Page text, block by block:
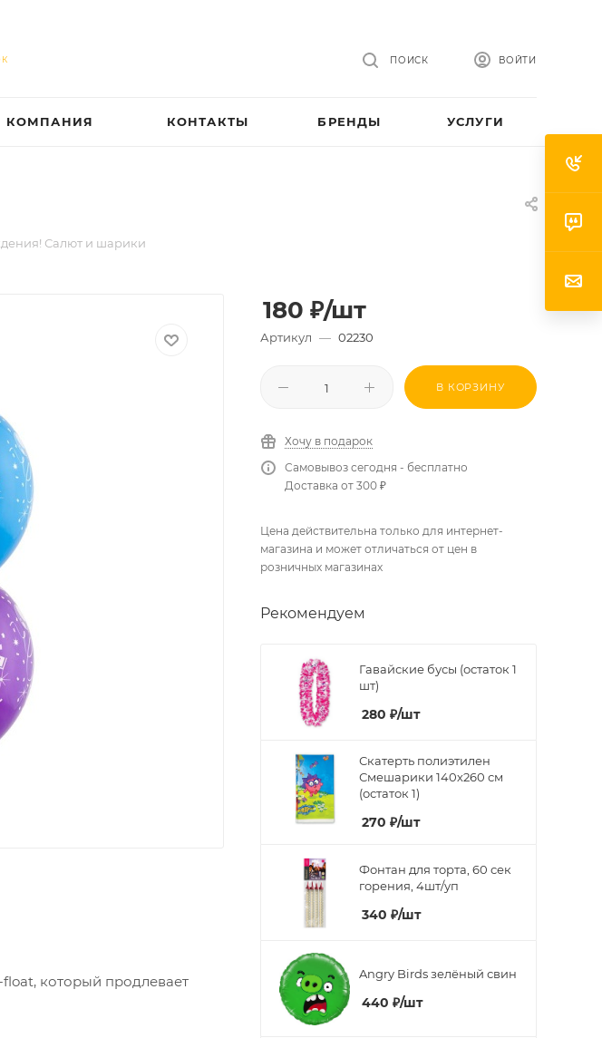
ВОЙТИ
ПОИСК
КОМПАНИЯ КОНТАКТЫ БРЕНДЫ УСЛУГИ
Салют и шарики
который продлевает
180 ₽/шт
Артикул — 02230
В КОРЗИНУ
Хочу в подарок
Самовывоз сегодня - бесплатно
Доставка от 300 ₽
Цена действительна только для интернет-
магазина и может отличаться от цен в
розничных магазинах
Рекомендуем
Гавайские бусы (остаток 1
шт)
280 ₽/шт
Скатерть полиэтилен
Смешарики 140х260 см
(остаток 1)
270 ₽/шт
Фонтан для торта, 60 сек
горения, 4шт/уп
340 ₽/шт
Angry Birds зелёный свин
440 ₽/шт